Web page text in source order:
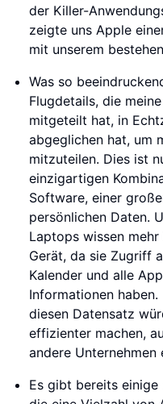
der Killer-
zeigte uns Apple
mit unserem
Was so
Flugdetails, die
mitgeteilt hat, in
abgeglichen hat, um
mitzuteilen. Dies ist
einzigartigen
Software, einer
persönlichen Daten.
Laptops wissen
Gerät, da sie Zugriff
Kalender und alle
Informationen
diesen Datensatz
effizienter machen,
andere
Es gibt bereits